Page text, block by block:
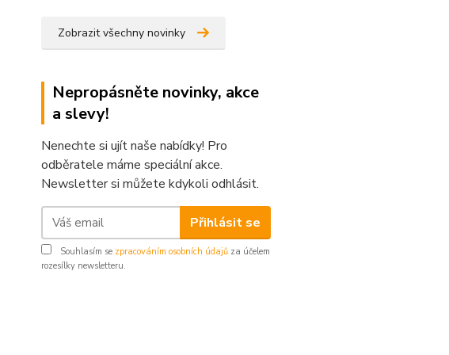
Zobrazit všechny novinky
Nepropásněte novinky, akce
a slevy!
Nenechte si ujít naše nabídky! Pro
odběratele máme speciální akce.
Newsletter si můžete kdykoli odhlásit.
Přihlásit se
Souhlasím se zpracováním osobních údajů za účelem
rozesílky newsletteru.